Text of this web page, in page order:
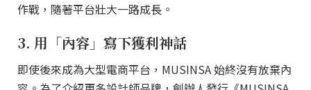
作戰，隨著平台壯大一路成長。
3. 用「內容」寫下獲利神話
即使後來成為大型電商平台，MUSINSA 始終沒有放棄內